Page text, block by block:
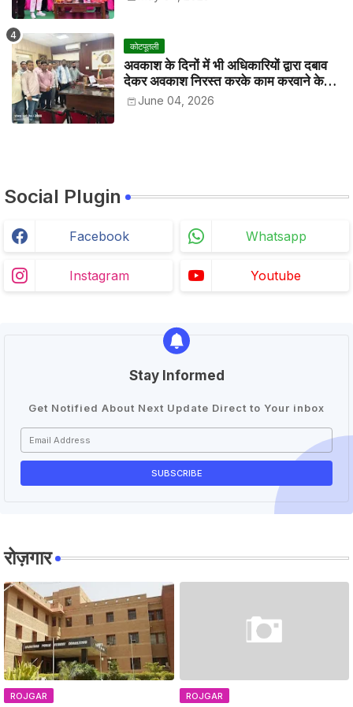
कोटपूतली
अवकाश के दिनों में भी अधिकारियों द्वारा दबाव
देकर अवकाश निरस्त करके काम करवाने के
विरोध में कर्मचारियों ने जिला कलेक्टर को सीएस
June 04, 2026
Social Plugin
Facebook Whatsapp
Instagram Youtube
Stay Informed
Get Notified About Next Update Direct to Your inbox
रोज़गार
ROJGAR ROJGAR